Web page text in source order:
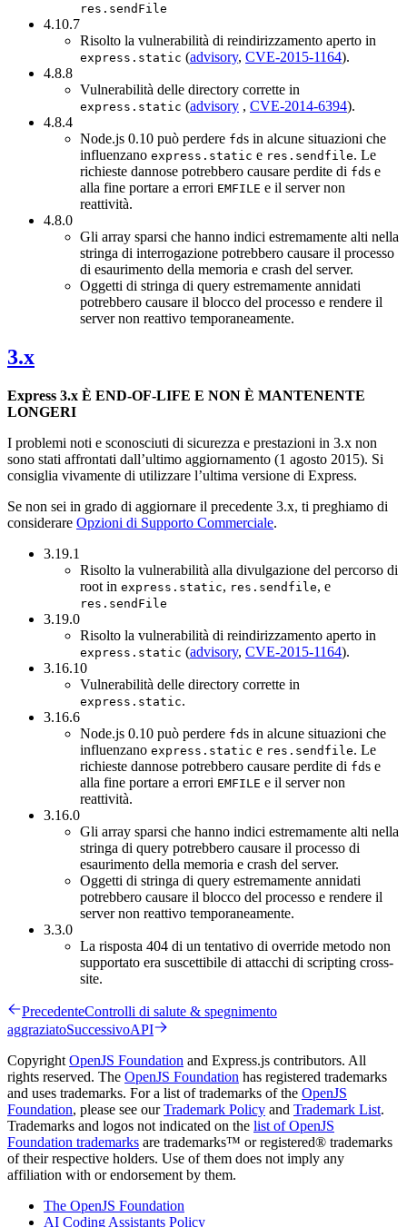
res.sendFile
4.10.7
Risolto la vulnerabilità di reindirizzamento aperto in
express.static (advisory, CVE-2015-1164).
4.8.8
Vulnerabilità delle directory corrette in
express.static (advisory , CVE-2014-6394).
4.8.4
Node.js 0.10 può perdere fds in alcune situazioni che
influenzano express.static e res.sendfile. Le
richieste dannose potrebbero causare perdite di fds e
alla fine portare a errori EMFILE e il server non
reattività.
4.8.0
Gli array sparsi che hanno indici estremamente alti nella
stringa di interrogazione potrebbero causare il processo
di esaurimento della memoria e crash del server.
Oggetti di stringa di query estremamente annidati
potrebbero causare il blocco del processo e rendere il
server non reattivo temporaneamente.
3.x
Express 3.x È END-OF-LIFE E NON È MANTENENTE
LONGERI
I problemi noti e sconosciuti di sicurezza e prestazioni in 3.x non
sono stati affrontati dall’ultimo aggiornamento (1 agosto 2015). Si
consiglia vivamente di utilizzare l’ultima versione di Express.
Se non sei in grado di aggiornare il precedente 3.x, ti preghiamo di
considerare Opzioni di Supporto Commerciale.
3.19.1
Risolto la vulnerabilità alla divulgazione del percorso di
root in express.static, res.sendfile, e
res.sendFile
3.19.0
Risolto la vulnerabilità di reindirizzamento aperto in
express.static (advisory, CVE-2015-1164).
3.16.10
Vulnerabilità delle directory corrette in
express.static.
3.16.6
Node.js 0.10 può perdere fds in alcune situazioni che
influenzano express.static e res.sendfile. Le
richieste dannose potrebbero causare perdite di fds e
alla fine portare a errori EMFILE e il server non
reattività.
3.16.0
Gli array sparsi che hanno indici estremamente alti nella
stringa di query potrebbero causare il processo di
esaurimento della memoria e crash del server.
Oggetti di stringa di query estremamente annidati
potrebbero causare il blocco del processo e rendere il
server non reattivo temporaneamente.
3.3.0
La risposta 404 di un tentativo di override metodo non
supportato era suscettibile di attacchi di scripting cross-
site.
PrecedenteControlli di salute & spegnimento
aggraziatoSuccessivoAPI
Copyright OpenJS Foundation and Express.js contributors. All
rights reserved. The OpenJS Foundation has registered trademarks
and uses trademarks. For a list of trademarks of the OpenJS
Foundation, please see ourTrademark Policy and Trademark List.
Trademarks and logos not indicated on the list of OpenJS
Foundation trademarks are trademarks™ or registered® trademarks
of their respective holders. Use of them does not imply any
affiliation with or endorsement by them.
The OpenJS Foundation
AI Coding Assistants Policy